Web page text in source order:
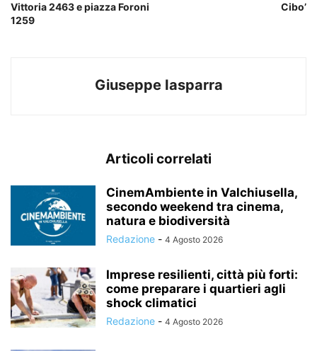
Vittoria 2463 e piazza Foroni
1259
Cibo’
Giuseppe Iasparra
Articoli correlati
CinemAmbiente in Valchiusella,
secondo weekend tra cinema,
natura e biodiversità
Redazione - 4 Agosto 2026
Imprese resilienti, città più forti:
come preparare i quartieri agli
shock climatici
Redazione - 4 Agosto 2026